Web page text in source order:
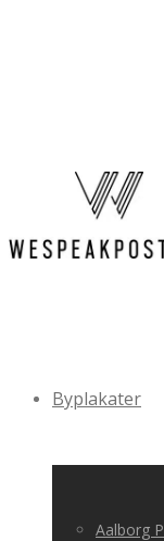
Byplakater
Aalborg